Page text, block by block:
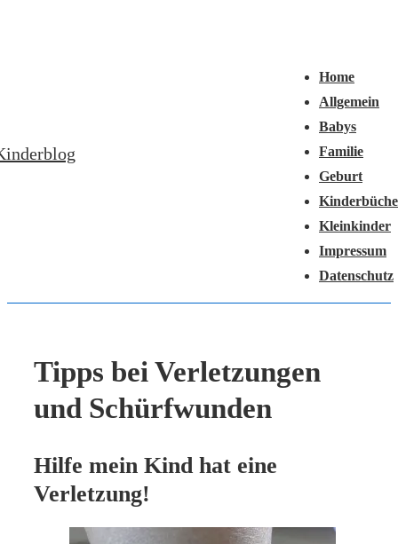
Home
Allgemein
Babys
Familie
Geburt
Kleinkinder
Impressum
Datenschutz
Tipps bei Verletzungen
und Schürfwunden
Hilfe mein Kind hat eine
Verletzung!